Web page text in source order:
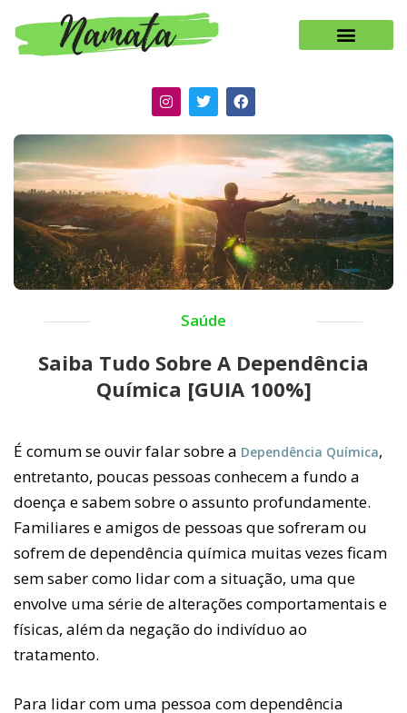
Saúde
Saiba Tudo Sobre A Dependência
Química [GUIA 100%]
É comum se ouvir falar sobre a Dependência Química,
entretanto, poucas pessoas conhecem a fundo a
doença e sabem sobre o assunto profundamente.
Familiares e amigos de pessoas que sofreram ou
sofrem de dependência química muitas vezes ficam
sem saber como lidar com a situação, uma que
envolve uma série de alterações comportamentais e
físicas, além da negação do indivíduo ao
tratamento.
Para lidar com uma pessoa com dependência